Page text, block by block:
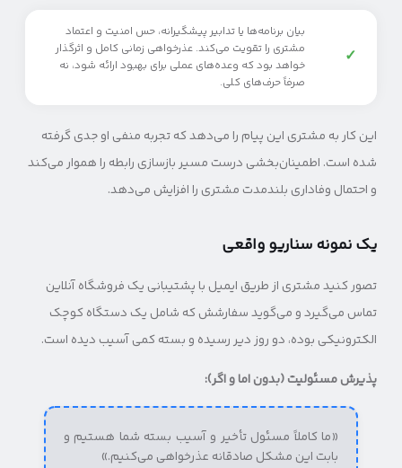
✓
بیان برنامه‌ها یا تدابیر پیشگیرانه، حس امنیت و اعتماد
مشتری را تقویت می‌کند. عذرخواهی زمانی کامل و اثرگذار
خواهد بود که وعده‌های عملی برای بهبود ارائه شود، نه
صرفاً حرف‌های کلی.
این کار به مشتری این پیام را می‌دهد که تجربه منفی او جدی گرفته
شده است. اطمینان‌بخشی درست مسیر بازسازی رابطه را هموار می‌کند
و احتمال وفاداری بلندمدت مشتری را افزایش می‌دهد.
یک نمونه سناریو واقعی
تصور کنید مشتری از طریق ایمیل با پشتیبانی یک فروشگاه آنلاین
تماس می‌گیرد و می‌گوید سفارشش که شامل یک دستگاه کوچک
الکترونیکی بوده، دو روز دیر رسیده و بسته کمی آسیب دیده است.
پذیرش مسئولیت (بدون اما و اگر):
«ما کاملاً مسئول تأخیر و آسیب بسته شما هستیم و
بابت این مشکل صادقانه عذرخواهی می‌کنیم.»